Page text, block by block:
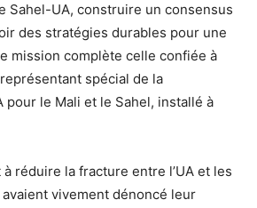
Sahel-UA, construire un consensus
des stratégies durables pour une
mission complète celle confiée à
spécial de la
pour le Mali et le Sahel, installé à
réduire la fracture entre l’UA et les
vivement dénoncé leur